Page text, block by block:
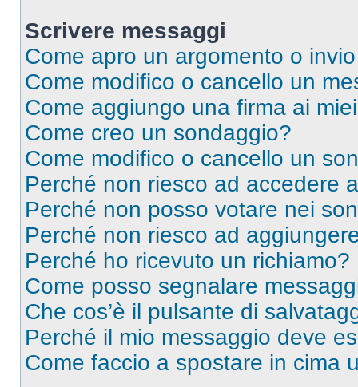
Scrivere messaggi
Come apro un argomento o
Come modifico o cancello un
Come aggiungo una firma ai
Come creo un sondaggio?
Come modifico o cancello un
Perché non riesco ad accedere
Perché non posso votare nei
Perché non riesco ad
Perché ho ricevuto un richiamo?
Come posso segnalare
Che cos’è il pulsante di
Perché il mio messaggio deve
Come faccio a spostare in cima